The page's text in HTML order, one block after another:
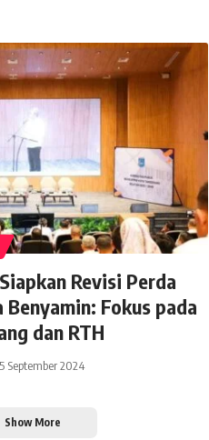
Revisi Perda
Fokus pada
dan RTH
September 2024
Show More